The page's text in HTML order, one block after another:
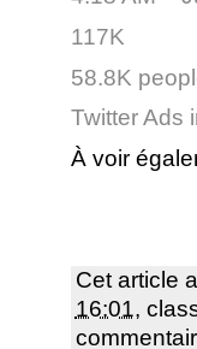
117K
58.8K
Twitter Ads
À voir
Cet article
16:01,